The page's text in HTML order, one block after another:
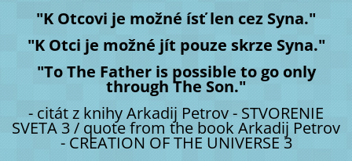
"K Otcovi je možné ísť len cez Syna."
"K Otci je možné jít pouze skrze Syna."
"To The Father is possible to go only
through The Son."
- citát z knihy Arkadij Petrov - STVORENIE
SVETA 3 / quote from the book Arkadij Petrov
- CREATION OF THE UNIVERSE 3